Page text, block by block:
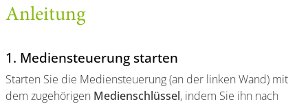
Anleitung
1. Mediensteuerung starten
Starten Sie die Mediensteuerung (an der linken Wand) mit
dem zugehörigen Medienschlüssel, indem Sie ihn nach